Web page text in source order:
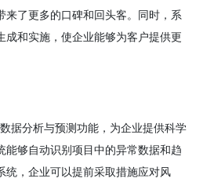
来了更多的口碑和回头客。同时，系
成和实施，使企业能够为客户提供更
据分析与预测功能，为企业提供科学
能够自动识别项目中的异常数据和趋
统，企业可以提前采取措施应对风